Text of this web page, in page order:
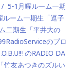
5-1月曜ルーム一期
ルーム一期生「逗子
二期生「平井大の
のプロ
のRADIO DA
竹友あつきのズルい